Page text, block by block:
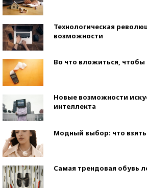
Технологическая
возможности
Во что вложиться, чтобы
Новые возможности
интеллекта
Модный выбор: что взять
Самая трендовая обувь